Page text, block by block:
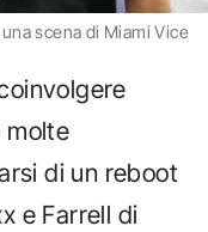
scena di Miami Vice
molte
di un reboot
e Farrell di